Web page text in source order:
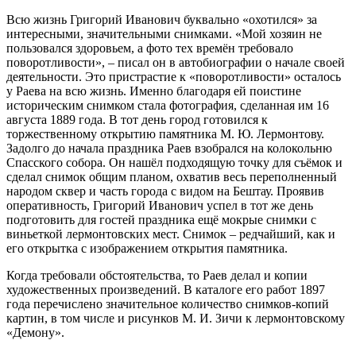
Всю жизнь Григорий Иванович буквально «охотился» за
интересными, значительными снимками. «Мой хозяин не
пользовался здоровьем, а фото тех времён требовало
поворотливости», – писал он в автобиографии о начале своей
деятельности. Это пристрастие к «поворотливости» осталось
у Раева на всю жизнь. Именно благодаря ей поистине
историческим снимком стала фотография, сделанная им 16
августа 1889 года. В тот день город готовился к
торжественному открытию памятника М. Ю. Лермонтову.
Задолго до начала праздника Раев взобрался на колокольню
Спасского собора. Он нашёл подходящую точку для съёмок и
сделал снимок общим планом, охватив весь переполненный
народом сквер и часть города с видом на Бештау. Проявив
оперативность, Григорий Иванович успел в тот же день
подготовить для гостей праздника ещё мокрые снимки с
виньеткой лермонтовских мест. Снимок – редчайший, как и
его открытка с изображением открытия памятника.
Когда требовали обстоятельства, то Раев делал и копии
художественных произведений. В каталоге его работ 1897
года перечислено значительное количество снимков-копий
картин, в том числе и рисунков М. И. Зичи к лермонтовскому
«Демону».